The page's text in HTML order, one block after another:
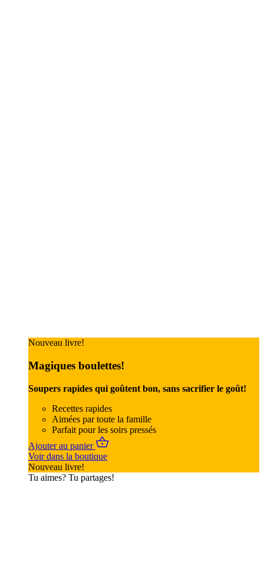
Nouveau livre!
Magiques boulettes!
Soupers rapides qui goûtent bon, sans sacrifier le goût!
Recettes rapides
Aimées par toute la famille
Parfait pour les soirs pressés
Ajouter au panier
Voir dans la boutique
Nouveau livre!
Tu aimes? Tu partages!